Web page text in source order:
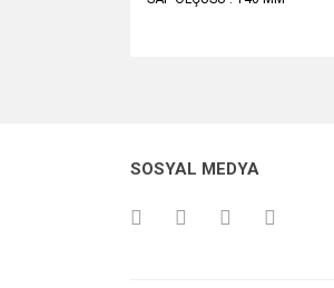
Ürün açıklamasında
SOSYAL MEDYA